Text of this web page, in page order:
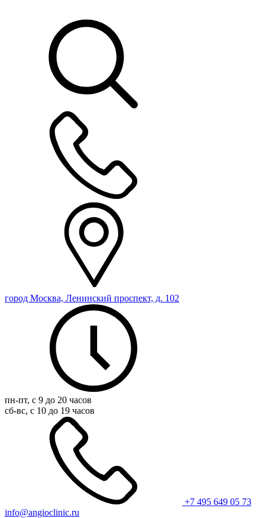
город Москва, Ленинский проспект, д. 102
пн-пт, с 9 до 20 часов
сб-вс, с 10 до 19 часов
+7 495 649 05 73
info@angioclinic.ru